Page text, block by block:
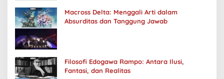
Macross Delta: Menggali Arti dalam
Absurditas dan Tanggung Jawab
Filosofi Edogawa Rampo: Antara Ilusi,
Fantasi, dan Realitas